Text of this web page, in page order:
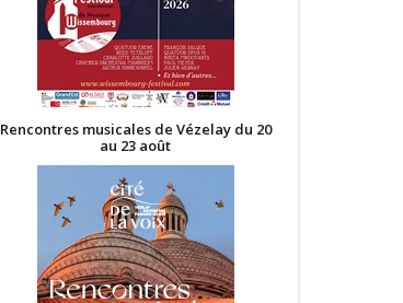
Rencontres musicales de Vézelay du 20
au 23 août